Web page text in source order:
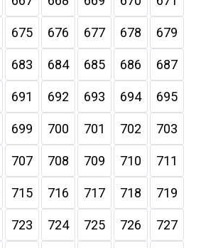
675 676 677 678 679
683 684 685 686 687
691 692 693 694 695
699 700 701 702 703
707 708 709 710 711
715 716 717 718 719
723 724 725 726 727